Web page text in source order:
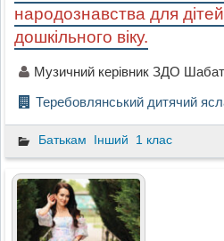
народознавства для
дошкільного віку.
Музичний керівник ЗДО
Теребовлянський дитячий
Батькам Інший 1 клас